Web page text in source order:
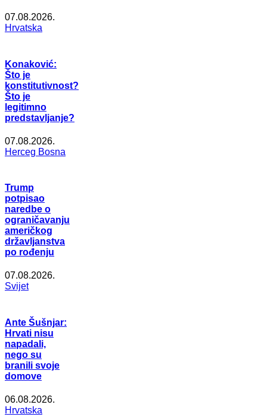
07.08.2026.
Hrvatska
Konaković:
Što je
konstitutivnost?
Što je
legitimno
predstavljanje?
07.08.2026.
Herceg Bosna
Trump
potpisao
naredbe o
ograničavanju
američkog
državljanstva
po rođenju
07.08.2026.
Svijet
Ante Šušnjar:
Hrvati nisu
napadali,
nego su
branili svoje
domove
06.08.2026.
Hrvatska